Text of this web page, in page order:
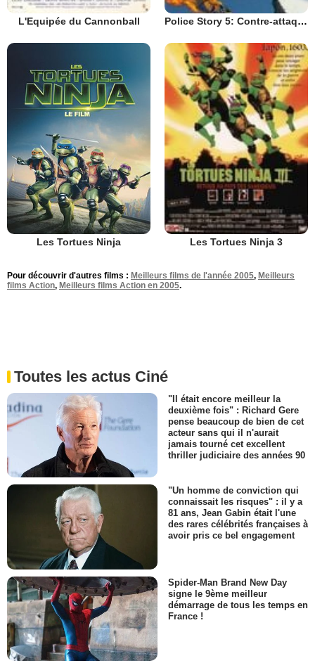
L'Equipée du Cannonball Police Story 5: Contre-attaque
Les Tortues Ninja Les Tortues Ninja 3
Pour découvrir d'autres films : Meilleurs films de l'année 2005, Meilleurs
films Action, Meilleurs films Action en 2005.
Toutes les actus Ciné
"Il était encore meilleur la
deuxième fois" : Richard Gere
pense beaucoup de bien de cet
acteur sans qui il n'aurait
jamais tourné cet excellent
thriller judiciaire des années 90
"Un homme de conviction qui
connaissait les risques" : il y a
81 ans, Jean Gabin était l'une
des rares célébrités françaises à
avoir pris ce bel engagement
Spider-Man Brand New Day
signe le 9ème meilleur
démarrage de tous les temps en
France !